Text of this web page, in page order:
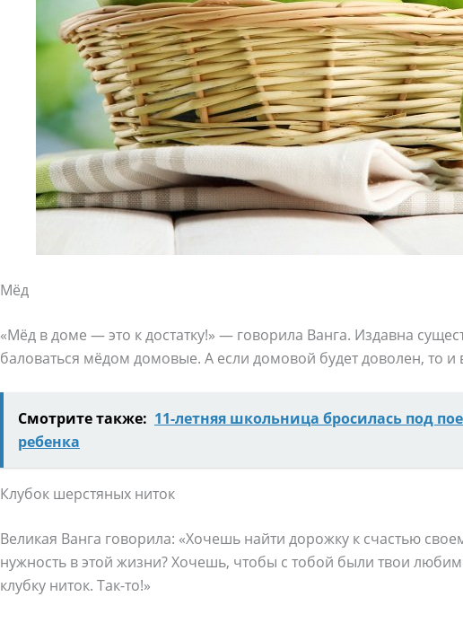
Мёд
«Мёд в доме — это к достатку!» — говорила Ванга. Издавна
баловаться мёдом домовые. А если домовой будет доволен, то
Смотрите также: 11-летняя школьница бросилась под
ребенка
Клубок шерстяных ниток
Великая Ванга говорила: «Хочешь найти дорожку к счастью
нужность в этой жизни? Хочешь, чтобы с тобой были твои
клубку ниток. Так-то!»